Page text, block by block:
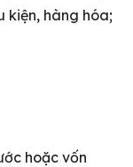
kiện, hàng hóa;
hoặc vốn